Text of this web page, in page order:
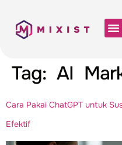
Tag: AI
Cara Pakai ChatGPT untuk
Efektif